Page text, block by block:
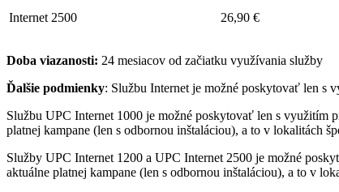
Internet 2500 26,90 €
Doba viazanosti: 24 mesiacov od začiatku využívania služby
Ďalšie podmienky: Službu Internet je možné poskytovať len s
Službu UPC Internet 1000 je možné poskytovať len s využitím
platnej kampane (len s odbornou inštaláciou), a to v lokalitách
Služby UPC Internet 1200 a UPC Internet 2500 je možné
aktuálne platnej kampane (len s odbornou inštaláciou), a to v